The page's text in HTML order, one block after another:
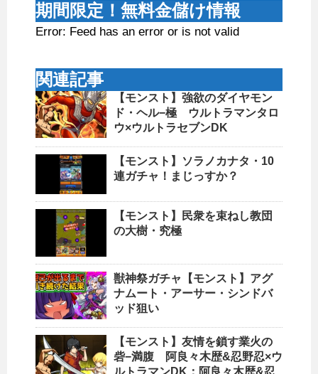
期間限定！無料金儲け情報
Error: Feed has an error or is not valid
関連記事
【モンスト】強欲のダイヤモン
ド・ヘル−極 ウルトラマンタロ
ウ×ウルトラセブンDK
【モンスト】ソラノカナタ・10
連ガチャ！まじっすか？
【モンスト】民衆を束ねし教団
の大樹・究極
獣神祭ガチャ【モンスト】アグ
ナムート・アーサー・シンドバ
ッド狙い
【モンスト】友情を鎖す業火の
砦−満腹 阿良々木歴&忍野忍×ウ
ルトラマンDK：阿良々木歴&忍